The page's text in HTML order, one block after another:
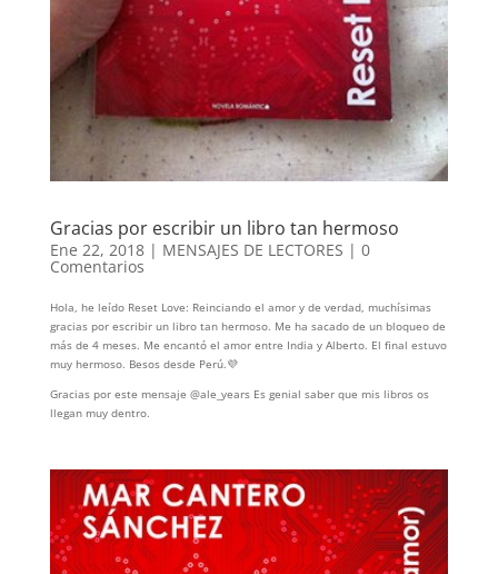
Gracias por escribir un libro tan hermoso
Ene 22, 2018| MENSAJES DE LECTORES | 0
Comentarios
Hola, he leído Reset Love: Reinciando el amor y de verdad, muchísimas
gracias por escribir un libro tan hermoso. Me ha sacado de un bloqueo de
más de 4 meses. Me encantó el amor entre India y Alberto. El final estuvo
muy hermoso. Besos desde Perú.💜
Gracias por este mensaje @ale_years Es genial saber que mis libros os
llegan muy dentro.